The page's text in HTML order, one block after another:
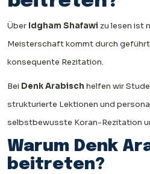
Über Idgham Shafawi zu lesen ist
Meisterschaft kommt durch
konsequente Rezitation.
Bei Denk Arabisch helfen wir
strukturierte Lektionen und
selbstbewusste Koran-Rezitation
Warum Denk
beitreten?